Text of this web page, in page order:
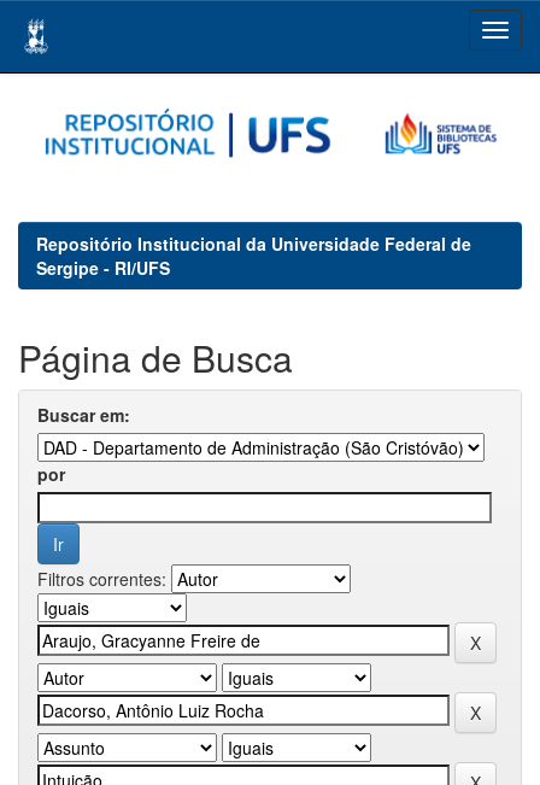
navigation
Repositório Institucional da Universidade Federal de
Sergipe - RI/UFS
Página de Busca
Buscar em:
por
Filtros correntes: